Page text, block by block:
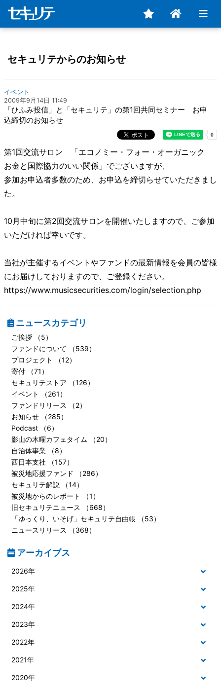
セキュリテからのお知らせ
イベント
2009年9月14日 11:49
「ひふみ投信」と「セキュリテ」の第1回共同セミナー お申
込締切のお知らせ
第1回交流サロン 「エコノミー・フォー・オーガニック
お金と国際協力のいい関係」でございますが、
参加お申込者多数のため、お申込を締切らせていただきまし
た。
10月中旬に第2回交流サロンを開催いたしますので、ご参加
いただければ幸いです。
当社が主催するイベントやファンドの最新情報を会員の皆様
にお届けしておりますので、ご登録ください。
https://www.musicsecurities.com/login/selection.php
ニュースカテゴリ
ご挨拶 （5）
ファンドについて （539）
プロジェクト （12）
寄付 （71）
セキュリテストア （126）
イベント （261）
ファンドリリース （2）
お知らせ （285）
Podcast （6）
影山の木曜カフェタイム （20）
自治体事業 （8）
西日本支社 （157）
被災地応援ファンド （286）
セキュリテ解説 （14）
被災地からのレポート （1）
旧セキュリテニュース （668）
「ゆっくり、いそげ」セキュリテ自由帳 （53）
ニュースリリース （368）
アーカイブス
2026年
2025年
2024年
2023年
2022年
2021年
2020年